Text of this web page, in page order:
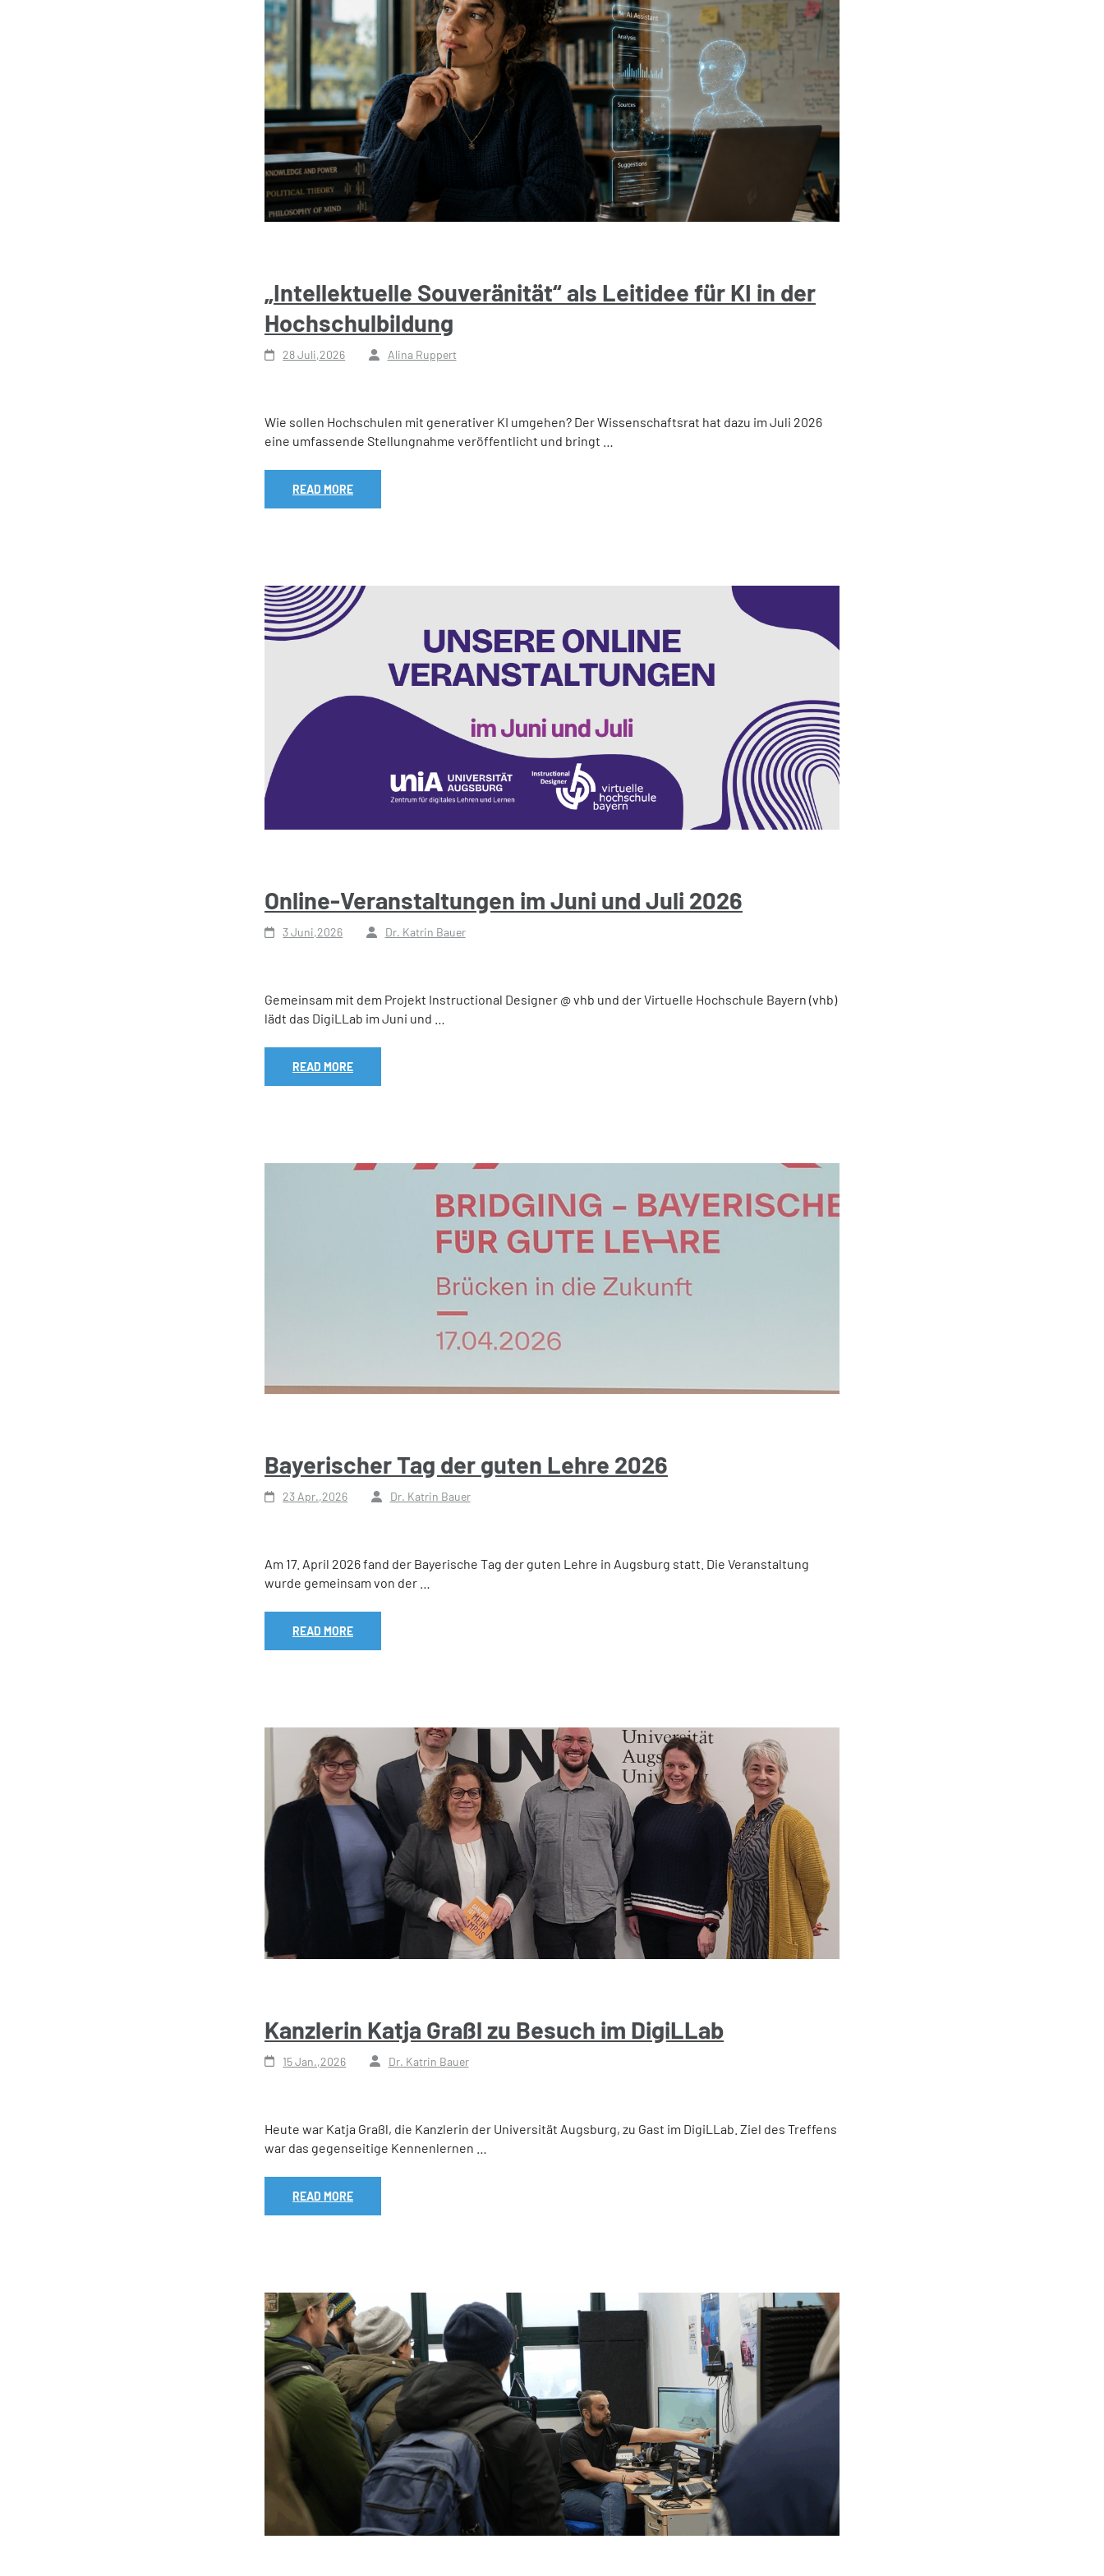
„Intellektuelle Souveränität“ als Leitidee für KI in der
Hochschulbildung
28 Juli,2026 Alina Ruppert
Wie sollen Hochschulen mit generativer KI umgehen? Der Wissenschaftsrat hat dazu im Juli 2026
eine umfassende Stellungnahme veröffentlicht und bringt …
READ MORE
Online-Veranstaltungen im Juni und Juli 2026
3 Juni,2026 Dr. Katrin Bauer
Gemeinsam mit dem Projekt Instructional Designer @ vhb und der Virtuelle Hochschule Bayern (vhb)
lädt das DigiLLab im Juni und …
READ MORE
Bayerischer Tag der guten Lehre 2026
23 Apr.,2026 Dr. Katrin Bauer
Am 17. April 2026 fand der Bayerische Tag der guten Lehre in Augsburg statt. Die Veranstaltung
wurde gemeinsam von der …
READ MORE
Kanzlerin Katja Graßl zu Besuch im DigiLLab
15 Jan.,2026 Dr. Katrin Bauer
Heute war Katja Graßl, die Kanzlerin der Universität Augsburg, zu Gast im DigiLLab. Ziel des Treffens
war das gegenseitige Kennenlernen …
READ MORE